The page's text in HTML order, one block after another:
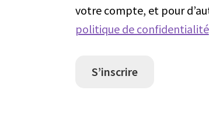
votre compte, et pour
politique de confidentialité
S’inscrire